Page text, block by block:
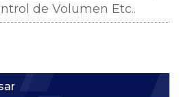
de Volumen Etc..